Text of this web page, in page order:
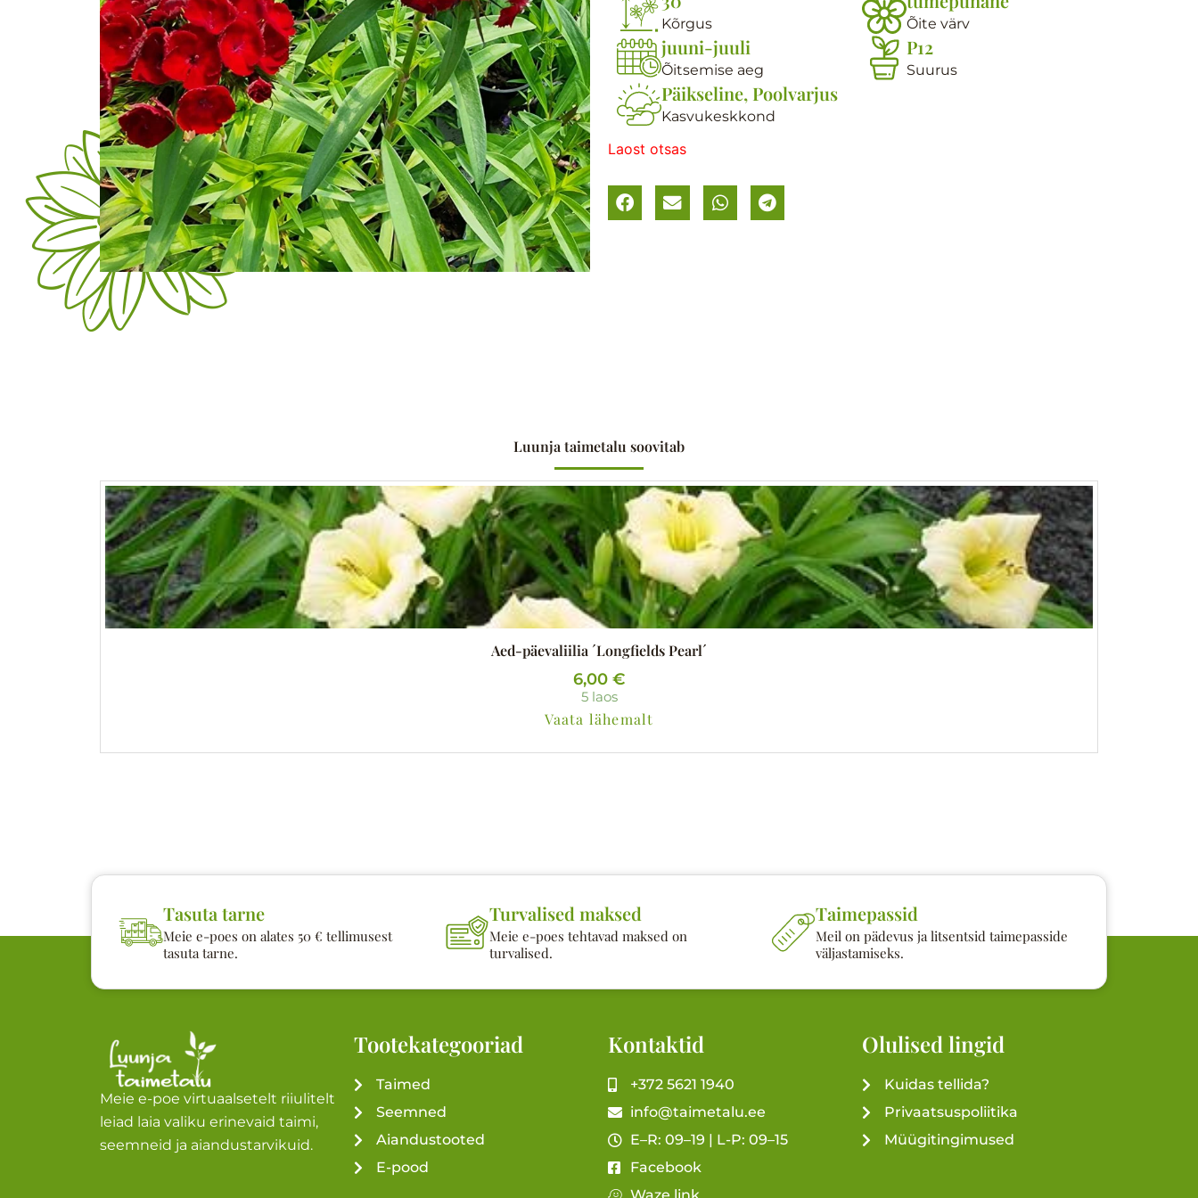
Kõrgus
juuni-juuli
Õitsemise aeg
Päikseline, Poolvarjus
Kasvukeskkond
Õite värv
P12
Suurus
Laost otsas
Luunja taimetalu soovitab
Aed-päevaliilia ´Longfields Pearl´
6,00 €
5 laos
Vaata lähemalt
Tasuta tarne
Meie e-poes on alates 50 € tellimusest
tasuta tarne.
Turvalised maksed
Meie e-poes tehtavad maksed on
turvalised.
Taimepassid
Meil on pädevus ja litsentsid taimepasside
väljastamiseks.
Meie e-poe virtuaalsetelt riiulitelt
leiad laia valiku erinevaid taimi,
seemneid ja aiandustarvikuid.
Tootekategooriad
Taimed
Seemned
Aiandustooted
E-pood
Kontaktid
+372 5621 1940
info@taimetalu.ee
E–R: 09–19 | L-P: 09–15
Facebook
Olulised lingid
Kuidas tellida?
Privaatsuspoliitika
Müügitingimused